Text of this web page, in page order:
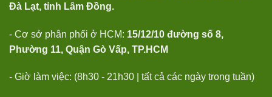
Đà Lạt, tỉnh Lâm Đồng.
- Cơ sở phân phối ở HCM: 15/12/10 đường số 8,
Phường 11, Quận Gò Vấp, TP.HCM
- Giờ làm việc: (8h30 - 21h30 | tất cả các ngày trong tuần)